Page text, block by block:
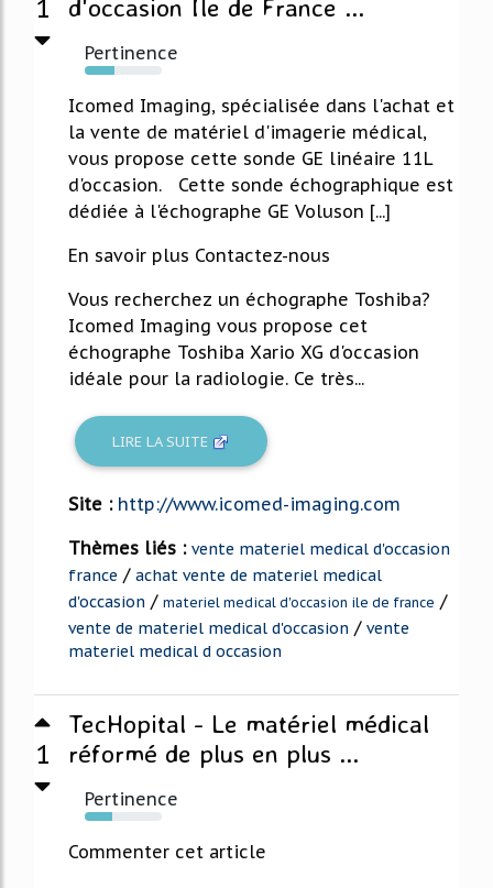
1 d'occasion Île de France ...
Pertinence
38%
Icomed Imaging, spécialisée dans l'achat et
la vente de matériel d'imagerie médical,
vous propose cette sonde GE linéaire 11L
d'occasion. Cette sonde échographique est
dédiée à l'échographe GE Voluson [...]
En savoir plus Contactez-nous
Vous recherchez un échographe Toshiba?
Icomed Imaging vous propose cet
échographe Toshiba Xario XG d'occasion
idéale pour la radiologie. Ce très...
LIRE LA SUITE
Site : http://www.icomed-imaging.com
Thèmes liés : vente materiel medical d'occasion
france / achat vente de materiel medical
d'occasion / materiel medical d'occasion ile de france /
vente de materiel medical d'occasion / vente
materiel medical d occasion
1
TecHopital - Le matériel médical
réformé de plus en plus ...
Pertinence
36%
Commenter cet article